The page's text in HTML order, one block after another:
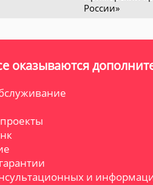
России»
оказываются
и